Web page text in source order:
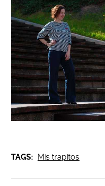
TAGS: Mis trapitos